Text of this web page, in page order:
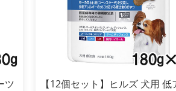
ツ
【12個セット】ヒルズ 犬用 低